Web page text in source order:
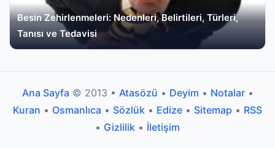
Besin Zehirlenmeleri: Nedenleri, Belirtileri, Türleri,
Tanısı ve Tedavisi
Ana Sayfa © 2013 • Atasözü • Deyim • Notalar•
Kuran • Osmanlıca • Sözlük • Edize • Sitemap • RSS
• Gizlilik • İletişim